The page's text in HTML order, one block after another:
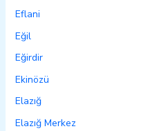
Eflani
Eğil
Eğirdir
Ekinözü
Elazığ
Elazığ Merkez